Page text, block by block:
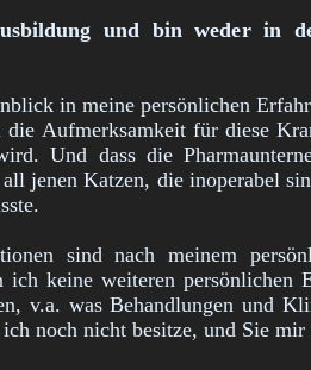
und bin weder in
in meine persönlichen
Aufmerksamkeit für diese
Und dass die
jenen Katzen, die inoperabel
sind nach meinem
ich keine weiteren persönlichen
v.a. was Behandlungen und
noch nicht besitze, und Sie